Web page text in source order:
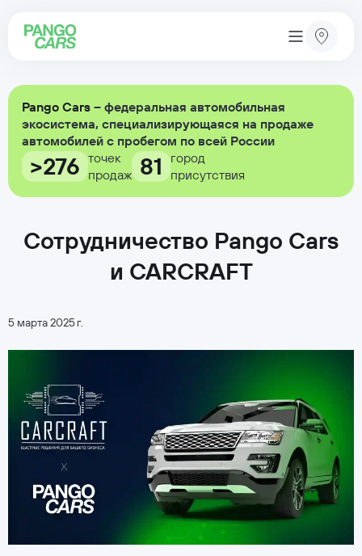
Pango Cars – федеральная автомобильная
экосистема, специализирующаяся на продаже
автомобилей с пробегом по всей России
>276 точек
продаж 81
город
присутствия
Сотрудничество Pango Cars
и CARCRAFT
5 марта 2025 г.